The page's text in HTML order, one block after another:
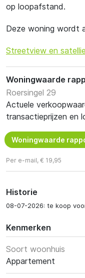
op loopafstand.
Deze woning wordt
Streetview en
Woningwaarde
Roersingel 29
Actuele
transactieprijzen en
Woningwaarde
Per e-mail, € 19,95
Historie
08-07-2026: te koop
Kenmerken
Soort woonhuis
Appartement